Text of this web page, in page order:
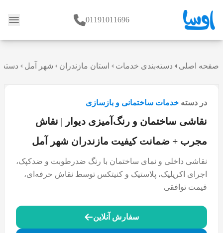
وبلاگ 01191011696
صفحه اصلی دسته‌بندی خدمات استان مازندران شهر آمل دسته
در دسته خدمات ساختمانی و بازسازی
نقاشی ساختمان و رنگ‌آمیزی دیوار | نقاش
مجرب + ضمانت کیفیت مازندران شهر آمل
نقاشی داخلی و نمای ساختمان با رنگ ضدرطوبت و ضدکپک،
اجرای اکریلیک، پلاستیک و کنیتکس توسط نقاش حرفه‌ای،
قیمت توافقی
سفارش آنلاین